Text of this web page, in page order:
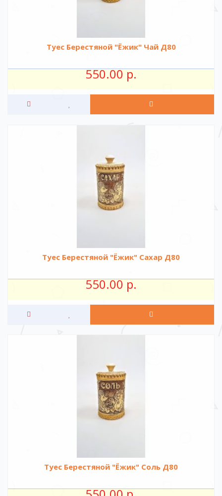
Туес Берестяной "Ёжик" Чай Д80
550.00 р.
Туес Берестяной "Ёжик" Сахар Д80
550.00 р.
Туес Берестяной "Ёжик" Соль Д80